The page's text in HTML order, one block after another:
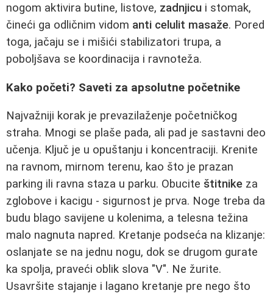
nogom aktivira butine, listove, zadnjicu i stomak,
čineći ga odličnim vidom anti celulit masaže. Pored
toga, jačaju se i mišići stabilizatori trupa, a
poboljšava se koordinacija i ravnoteža.
Kako početi? Saveti za apsolutne početnike
Najvažniji korak je prevazilaženje početničkog
straha. Mnogi se plaše pada, ali pad je sastavni deo
učenja. Ključ je u opuštanju i koncentraciji. Krenite
na ravnom, mirnom terenu, kao što je prazan
parking ili ravna staza u parku. Obucite štitnike za
zglobove i kacigu - sigurnost je prva. Noge treba da
budu blago savijene u kolenima, a telesna težina
malo nagnuta napred. Kretanje podseća na klizanje:
oslanjate se na jednu nogu, dok se drugom gurate
ka spolja, praveći oblik slova "V". Ne žurite.
Usavršite stajanje i lagano kretanje pre nego što